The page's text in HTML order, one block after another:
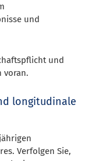
und
und
voran.
longitudinale
Verfolgen Sie,